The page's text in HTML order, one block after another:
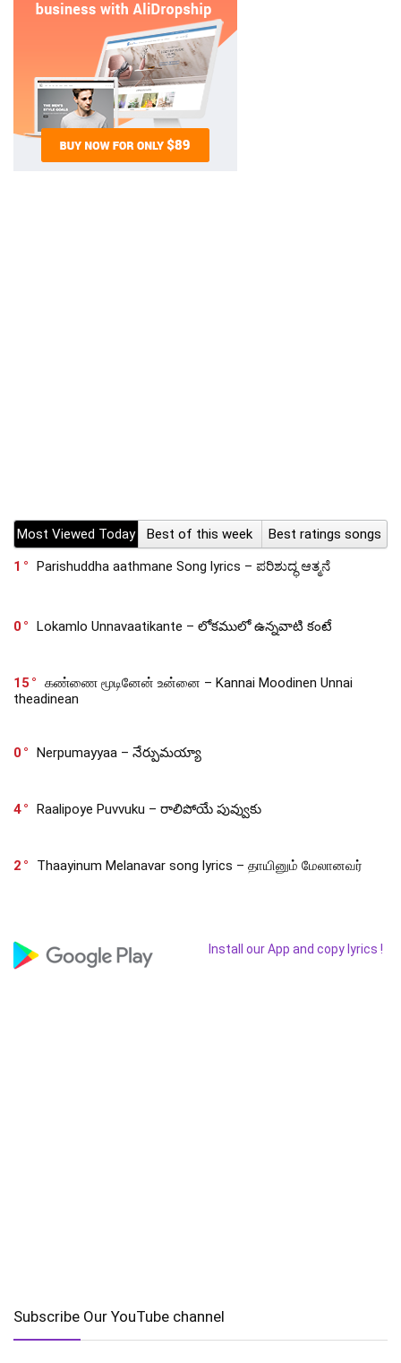
Most Viewed Today Best of this week
Best ratings songs
1
Parishuddha aathmane Song lyrics – ಪರಿಶುದ್ಧ ಆತ್ಮನೆ
0 Lokamlo Unnavaatikante – లోకములో ఉన్నవాటి కంటే
15
கண்ணை மூடினேன் உன்னை – Kannai Moodinen Unnai
theadinean
0 Nerpumayyaa – నేర్పుమయ్యా
4 Raalipoye Puvvuku – రాలిపోయే పువ్వుకు
2 Thaayinum Melanavar song lyrics – தாயினும் மேலானவர்
Install our App and copy lyrics !
Subscribe Our YouTube channel